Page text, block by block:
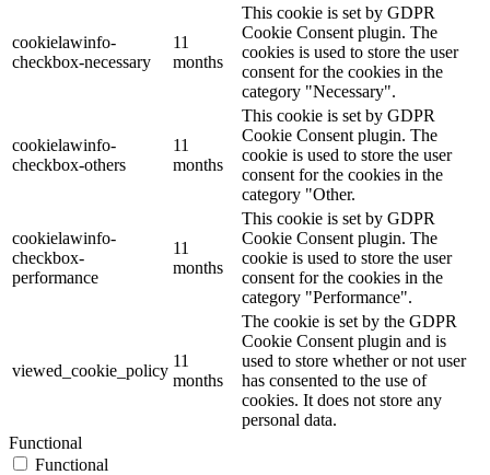
cookielawinfo-
checkbox-necessary
11
months
This cookie is set by GDPR
Cookie Consent plugin. The
cookies is used to store the user
consent for the cookies in the
category "Necessary".
cookielawinfo-
checkbox-others
11
months
This cookie is set by GDPR
Cookie Consent plugin. The
cookie is used to store the user
consent for the cookies in the
category "Other.
cookielawinfo-
checkbox-
performance
11
months
This cookie is set by GDPR
Cookie Consent plugin. The
cookie is used to store the user
consent for the cookies in the
category "Performance".
viewed_cookie_policy
11
months
The cookie is set by the GDPR
Cookie Consent plugin and is
used to store whether or not user
has consented to the use of
cookies. It does not store any
personal data.
Functional
Functional